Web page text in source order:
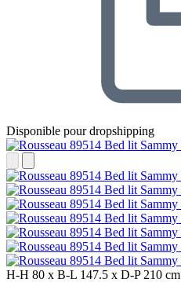
Disponible pour dropshipping
H-H 80 x B-L 147.5 x D-P210 cm